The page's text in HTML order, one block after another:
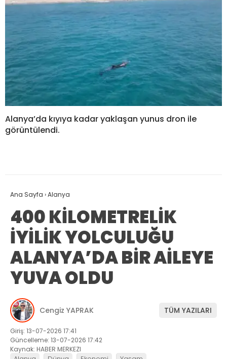
Alanya’da kıyıya kadar yaklaşan yunus dron ile
görüntülendi.
Ana Sayfa ›Alanya
400 KİLOMETRELİK
İYİLİK YOLCULUĞU
ALANYA’DA BİR AİLEYE
YUVA OLDU
Cengiz YAPRAK TÜM YAZILARI
Giriş: 13-07-2026 17:41
Güncelleme: 13-07-2026 17:42
Kaynak: HABER MERKEZI